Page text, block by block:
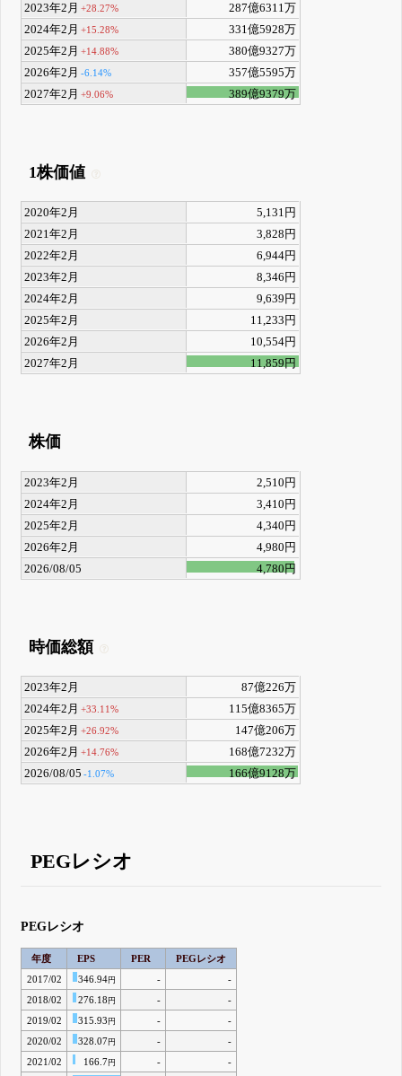
2023年2月 +28.27%
287億6311万
2024年2月 +15.28%
331億5928万
2025年2月 +14.88%
380億9327万
2026年2月 -6.14%
357億5595万
2027年2月 +9.06% 389億9379万
1株価値
2020年2月
5,131円
2021年2月
3,828円
2022年2月
6,944円
2023年2月
8,346円
2024年2月
9,639円
2025年2月
11,233円
2026年2月
10,554円
2027年2月
11,859円
株価
2023年2月
2,510円
2024年2月
3,410円
2025年2月
4,340円
2026年2月
4,980円
2026/08/05
4,780円
時価総額
2023年2月
87億226万
2024年2月 +33.11%
115億8365万
2025年2月 +26.92%
147億206万
2026年2月 +14.76%
168億7232万
2026/08/05 -1.07% 166億9128万
PEGレシオ
PEGレシオ
年度 EPS PER
PEGレシオ
2017/02
346.94円 -
-
2018/02
276.18 円 -
-
2019/02
315.93 円 -
-
2020/02
328.07円 -
-
2021/02
166.7円 - -